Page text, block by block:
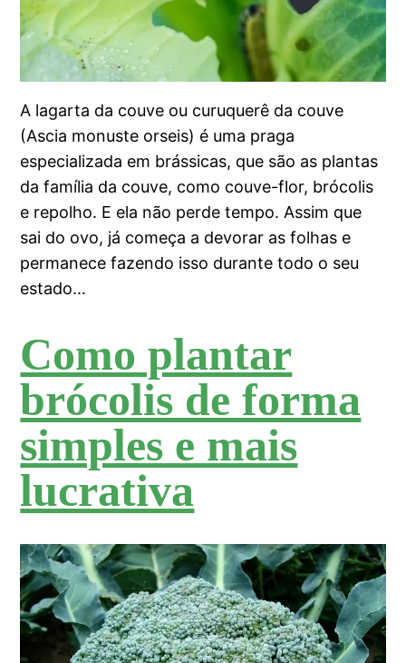
A lagarta da couve ou curuquerê da couve
(Ascia monuste orseis) é uma praga
especializada em brássicas, que são as plantas
da família da couve, como couve-flor, brócolis
e repolho. E ela não perde tempo. Assim que
sai do ovo, já começa a devorar as folhas e
permanece fazendo isso durante todo o seu
estado…
Como plantar
brócolis de forma
simples e mais
lucrativa